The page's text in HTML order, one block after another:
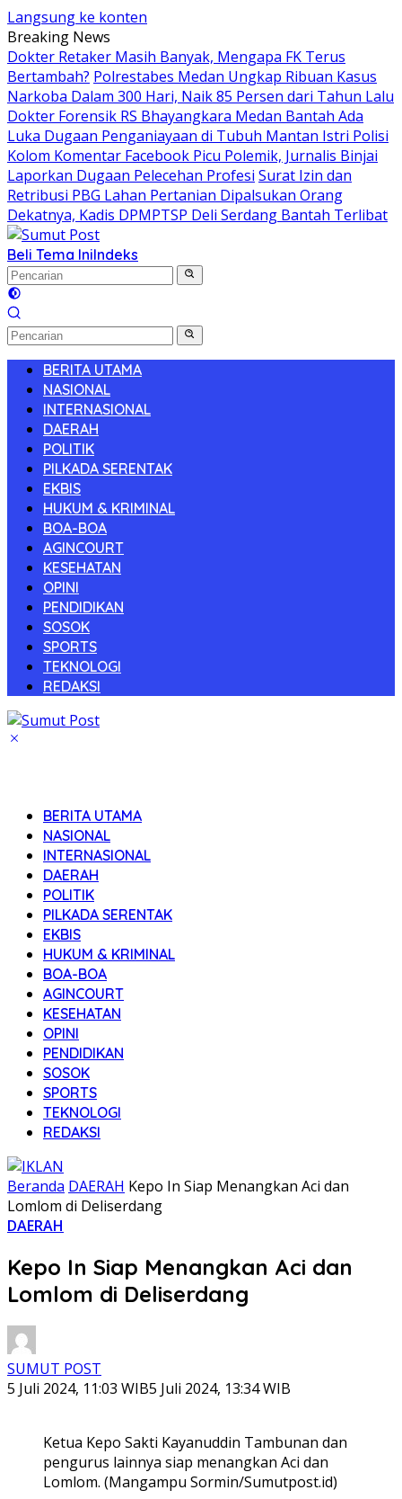
Langsung ke konten
Breaking News
Dokter Retaker Masih Banyak, Mengapa FK Terus
Bertambah? Polrestabes Medan Ungkap Ribuan Kasus
Narkoba Dalam 300 Hari, Naik 85 Persen dari Tahun Lalu
Dokter Forensik RS Bhayangkara Medan Bantah Ada
Luka Dugaan Penganiayaan di Tubuh Mantan Istri Polisi
Kolom Komentar Facebook Picu Polemik, Jurnalis Binjai
Laporkan Dugaan Pelecehan Profesi Surat Izin dan
Retribusi PBG Lahan Pertanian Dipalsukan Orang
Dekatnya, Kadis DPMPTSP Deli Serdang Bantah Terlibat
Beli Tema IniIndeks
BERITA UTAMA
NASIONAL
INTERNASIONAL
DAERAH
POLITIK
PILKADA SERENTAK
EKBIS
HUKUM & KRIMINAL
BOA-BOA
AGINCOURT
KESEHATAN
OPINI
PENDIDIKAN
SOSOK
SPORTS
TEKNOLOGI
REDAKSI
BERITA UTAMA
NASIONAL
INTERNASIONAL
DAERAH
POLITIK
PILKADA SERENTAK
EKBIS
HUKUM & KRIMINAL
BOA-BOA
AGINCOURT
KESEHATAN
OPINI
PENDIDIKAN
SOSOK
SPORTS
TEKNOLOGI
REDAKSI
Beranda DAERAH Kepo In Siap Menangkan Aci dan
Lomlom di Deliserdang
DAERAH
Kepo In Siap Menangkan Aci dan
Lomlom di Deliserdang
SUMUT POST
5 Juli 2024, 11:03 WIB5 Juli 2024, 13:34 WIB
Ketua Kepo Sakti Kayanuddin Tambunan dan
pengurus lainnya siap menangkan Aci dan
Lomlom. (Mangampu Sormin/Sumutpost.id)